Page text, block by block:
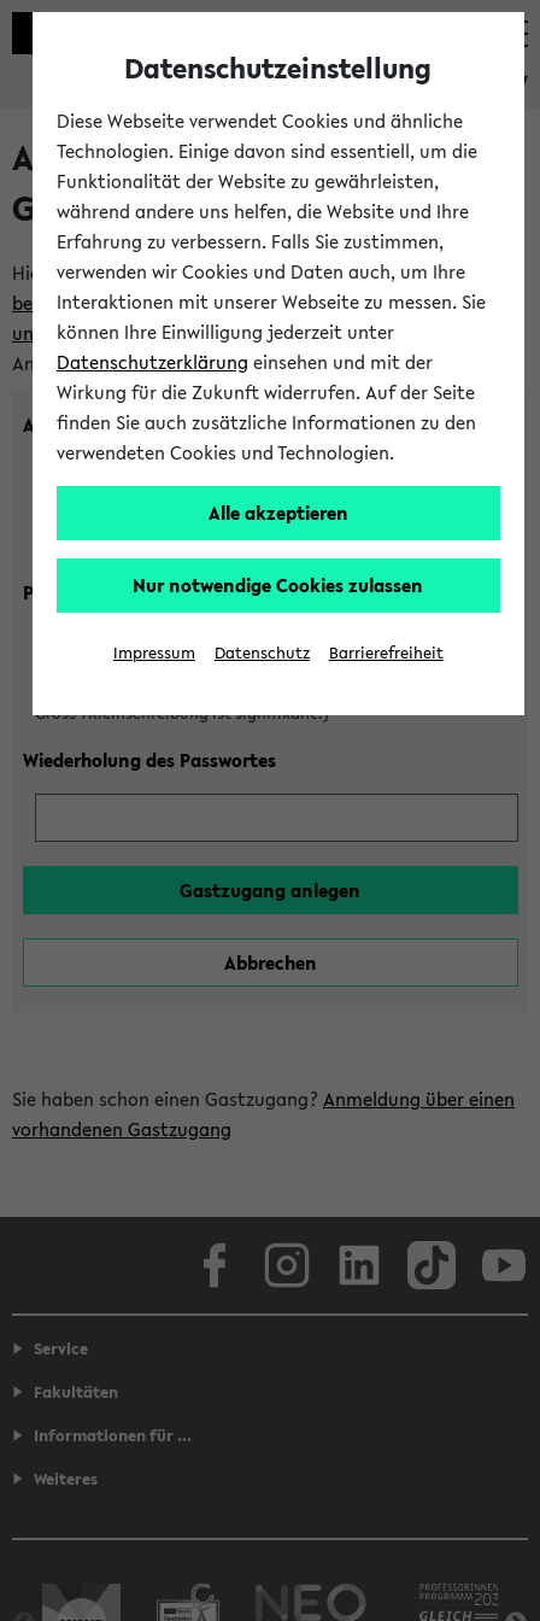
eKVV
Anlegen eines neuen
Gastzugangs
Hier können Sie einen neuen Gastzugang anlegen.Bitte
beachten Sie die Einschränkungen, denen Gastzugänge
unterworfen sind. Tragen Sie den gewünschten
Anmeldenamen und Ihr Passwort ein:
Anmeldename
(3 bis 20 Zeichen, nur Buchstaben A-Z und Ziffern 0-9,
Gross-/Kleinschreibung ist signifikant!)
Passwort
Gross-/Kleinschreibung ist signifikant!)
Wiederholung des Passwortes
Sie haben schon einen Gastzugang? Anmeldung über einen
vorhandenen Gastzugang
Service
Fakultäten
Informationen für ...
Weiteres
Datenschutzeinstellung
Diese Webseite verwendet Cookies und ähnliche
Technologien. Einige davon sind essentiell, um die
Funktionalität der Website zu gewährleisten,
während andere uns helfen, die Website und Ihre
Erfahrung zu verbessern. Falls Sie zustimmen,
verwenden wir Cookies und Daten auch, um Ihre
Interaktionen mit unserer Webseite zu messen. Sie
können Ihre Einwilligung jederzeit unter
Datenschutzerklärung einsehen und mit der
Wirkung für die Zukunft widerrufen. Auf der Seite
finden Sie auch zusätzliche Informationen zu den
verwendeten Cookies und Technologien.
Alle akzeptieren
Nur notwendige Cookies zulassen
Impressum Datenschutz Barrierefreiheit